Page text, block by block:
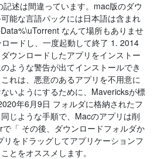
記述は間違っています。mac版のダウ
能な言語パックには日本語は含まれ
なんて場所もありませ
ードし、一度起動して終了 1. 2014
ウンロードしたアプリをインストー
ような警告が出てインストールでき
れは、悪意のあるアプリを不用意に
いようにするために、Mavericksが標
年6月9日 フォルダに格納されたフ
じような手順で、Macのアプリは削
「 その後、ダウンロードフォルダか
リをドラッグしてアプリケーションフ
とをオススメします。